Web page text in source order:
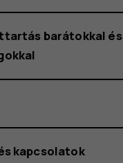
barátokkal és
kapcsolatok